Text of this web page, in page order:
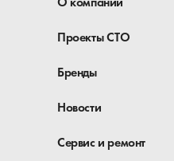
Проекты СТО
Бренды
Новости
Сервис и ремонт